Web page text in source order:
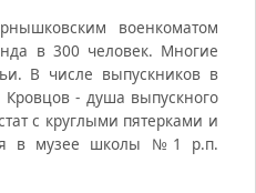
военкоматом
в 300 человек. Многие
В числе выпускников в
- душа выпускного
с круглыми пятерками и
в музее школы №1 р.п.